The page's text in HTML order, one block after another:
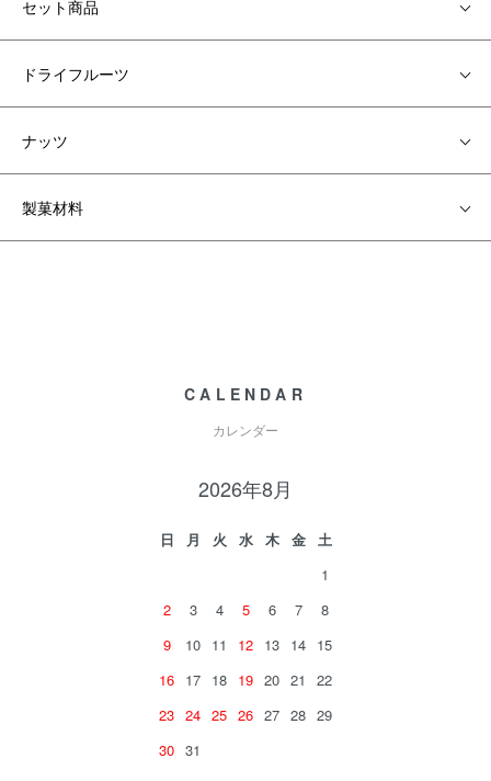
セット商品
ドライフルーツ
ナッツ
製菓材料
CALENDAR
カレンダー
2026年8月
日 月 火 水 木 金
土
1
2
3 4 5 6 7
8
9
10 11 12 13 14 15
16 17 18 19 20 21
22
23 24 25 26 27 28 29
30 31